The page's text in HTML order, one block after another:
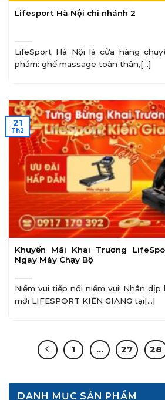
Lifesport Hà Nội chi nhánh 2
LifeSport Hà Nội là cửa hàng
phẩm: ghế massage toàn thân,[...]
Khuyến Mãi Khai Trương
Ngay Máy Chạy Bộ
Niềm vui tiếp nối niềm vui! Nhân
mới LIFESPORT KIÊN GIANG tại[...]
21
Th2
1 … 27 28
DANH MỤC SẢN PHẨM